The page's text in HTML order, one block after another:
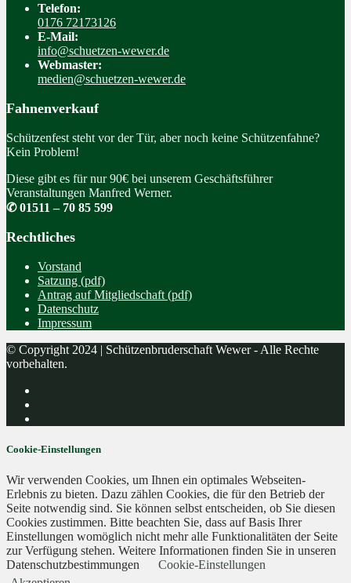
Telefon:
0176 72173126
E-Mail:
info@schuetzen-wewer.de
Webmaster:
medien@schuetzen-wewer.de
Fahnenverkauf
Schützenfest steht vor der Tür, aber noch keine Schützenfahne?
Kein Problem!
Diese gibt es für nur 90€ bei unserem Geschäftsführer
Veranstaltungen Manfred Werner.
✆ 01511 – 70 85 599
Rechtliches
Vorstand
Satzung (pdf)
Antrag auf Mitgliedschaft (pdf)
Datenschutz
Impressum
© Copyright 2024 | Schützenbruderschaft Wewer - Alle Rechte
vorbehalten.
Cookie-Einstellungen
Wir verwenden Cookies, um Ihnen ein optimales Webseiten-
Erlebnis zu bieten. Dazu zählen Cookies, die für den Betrieb der
Seite notwendig sind. Sie können selbst entscheiden, ob Sie diesen
Cookies zustimmen. Bitte beachten Sie, dass auf Basis Ihrer
Einstellungen womöglich nicht mehr alle Funktionalitäten der Seite
zur Verfügung stehen. Weitere Informationen finden Sie in unseren
Datenschutzbestimmungen
Cookie-Einstellungen